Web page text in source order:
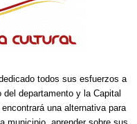
todos sus esfuerzos a
departamento y la Capital
una alternativa para